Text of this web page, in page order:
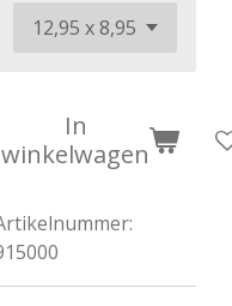
In
winkelwagen